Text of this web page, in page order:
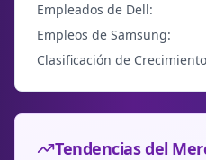
Empleados de Dell:
Empleos de Samsung:
Clasificación de
Tendencias del